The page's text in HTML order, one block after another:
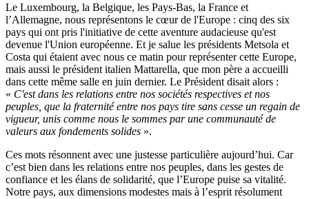
Le Luxembourg, la Belgique, les Pays-Bas, la France et
l’Allemagne, nous représentons le cœur de l'Europe : cinq des six
pays qui ont pris l'initiative de cette aventure audacieuse qu'est
devenue l'Union européenne. Et je salue les présidents Metsola et
Costa qui étaient avec nous ce matin pour représenter cette Europe,
mais aussi le président italien Mattarella, que mon père a accueilli
dans cette même salle en juin dernier. Le Président disait alors :
« C'est dans les relations entre nos sociétés respectives et nos
peuples, que la fraternité entre nos pays tire sans cesse un regain de
vigueur, unis comme nous le sommes par une communauté de
valeurs aux fondements solides ».
Ces mots résonnent avec une justesse particulière aujourd’hui. Car
c’est bien dans les relations entre nos peuples, dans les gestes de
confiance et les élans de solidarité, que l’Europe puise sa vitalité.
Notre pays, aux dimensions modestes mais à l’esprit résolument